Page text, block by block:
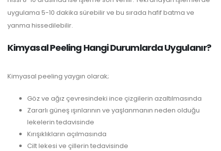
uygulama 5-10 dakika sürebilir ve bu sırada hafif batma ve
yanma hissedilebilir.
Kimyasal Peeling Hangi Durumlarda Uygulanır?
Kimyasal peeling yaygın olarak;
Göz ve ağız çevresindeki ince çizgilerin azaltılmasında
Zararlı güneş ışınlarının ve yaşlanmanın neden olduğu
lekelerin tedavisinde
Kırışıklıkların açılmasında
Cilt lekesi ve çillerin tedavisinde